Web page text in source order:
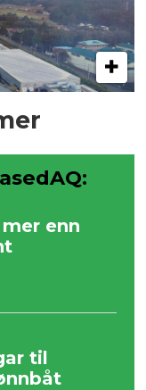
enn
til